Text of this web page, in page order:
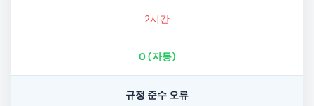
2시간
0 (자동)
규정 준수 오류